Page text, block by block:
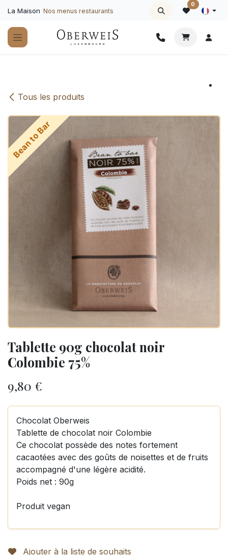
La Maison Nos menus restaurants
0
Tous les produits
Bean to Bar
Tablette 90g chocolat noir
Colombie 75%
9,80 €
Chocolat Oberweis
Tablette de chocolat noir Colombie
Ce chocolat possède des notes fortement
cacaotées avec des goûts de noisettes et de fruits
accompagné d'une légère acidité.
Poids net : 90g
Produit vegan
Ajouter à la liste de souhaits